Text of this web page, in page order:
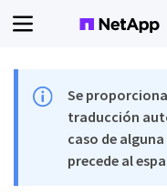
Se
traducción
caso de
precede al